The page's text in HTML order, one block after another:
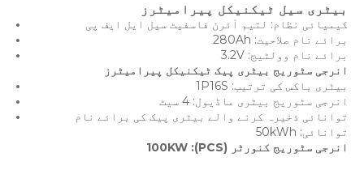
بیٹری سیل ٹیکنیکل پیرامیٹرز
کیمیائی نظام: لتیم آئرن فاسفیٹ سیل ایل ایف پی
برائے نام صلاحیت: 280Ah
برائے نام وولٹیج: 3.2V
انرجی سٹوریج بیٹری پیک ٹیکنیکل پیرامیٹرز
بیٹری باکس کی ترتیب: 1P16S
انرجی سٹوریج بیٹری ماڈیول: 4 سیٹ
توانائی ذخیرہ کرنے والے بیٹری پیک کی برائے نام
توانائی: 50kWh
انرجی سٹوریج کنورٹر (PCS): 100KW